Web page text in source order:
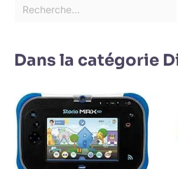
Dans la catégorie